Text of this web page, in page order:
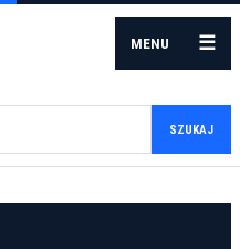
MENU ☰
SZUKAJ